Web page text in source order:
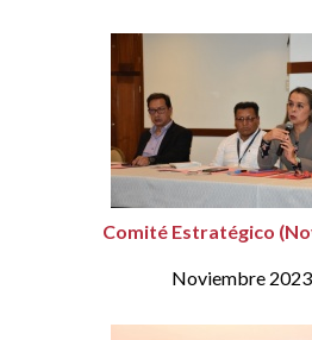
Comité Estratégico
Noviembre 2023